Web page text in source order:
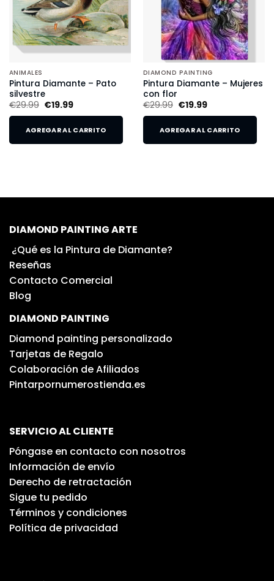
ANIMALES
Pintura Diamante – Pato
silvestre
€29.99 €19.99
AGREGAR AL CARRITO
DIAMOND PAINTING
Pintura Diamante – Mujeres
con flor
€29.99 €19.99
AGREGAR AL CARRITO
DIAMOND PAINTING ARTE
¿Qué es la Pintura de Diamante?
Reseñas
Contacto Comercial
Blog
DIAMOND PAINTING
Diamond painting personalizado
Tarjetas de Regalo
Colaboración de Afiliados
Pintarpornumerostienda.es
SERVICIO AL CLIENTE
Póngase en contacto con nosotros
Información de envío
Derecho de retractación
Sigue tu pedido
Términos y condiciones
Política de privacidad